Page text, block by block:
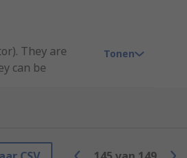
They are
can be
the
Tonen